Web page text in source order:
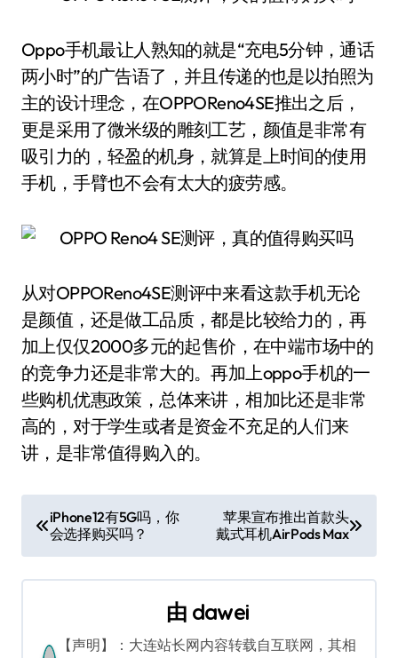
Oppo手机最让人熟知的就是“充电5分钟，通话
两小时”的广告语了，并且传递的也是以拍照为
主的设计理念，在OPPOReno4SE推出之后，
更是采用了微米级的雕刻工艺，颜值是非常有
吸引力的，轻盈的机身，就算是上时间的使用
手机，手臂也不会有太大的疲劳感。
从对OPPOReno4SE测评中来看这款手机无论
是颜值，还是做工品质，都是比较给力的，再
加上仅仅2000多元的起售价，在中端市场中的
的竞争力还是非常大的。再加上oppo手机的一
些购机优惠政策，总体来讲，相加比还是非常
高的，对于学生或者是资金不充足的人们来
讲，是非常值得购入的。
文
章
导
iPhone12有5G吗，你
会选择购买吗？
苹果宣布推出首款头
戴式耳机AirPods Max
由 dawei
【声明】：大连站长网内容转载自互联网，其相